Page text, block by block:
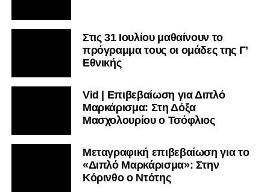
Στις 31 Ιουλίου μαθαίνουν το
πρόγραμμα τους οι ομάδες της Γ’
Εθνικής
Vid | Επιβεβαίωση για Διπλό
Μαρκάρισμα: Στη Δόξα
Μασχολουρίου ο Τσόφλιος
Μεταγραφική επιβεβαίωση για το
«Διπλό Μαρκάρισμα»: Στην
Κόρινθο ο Ντότης